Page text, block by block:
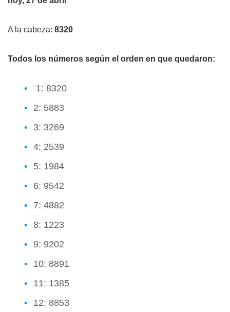
A la cabeza: 8320
Todos los números según el orden en que quedaron:
1: 8320
2: 5883
3: 3269
4: 2539
5: 1984
6: 9542
7: 4882
8: 1223
9: 9202
10: 8891
11: 1385
12: 8853